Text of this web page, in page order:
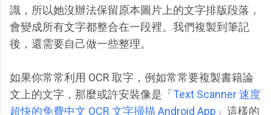
識，所以她沒辦法保留原本圖片上的文字排版段落，
會變成所有文字都整合在一段裡。我們複製到筆記
後，還需要自己做一些整理。
如果你常常利用 OCR 取字，例如常常要複製書籍論
文上的文字，那麼或許安裝像是「Text Scanner 速度
超快的免費中文 OCR 文字掃描 Android App 」這樣的